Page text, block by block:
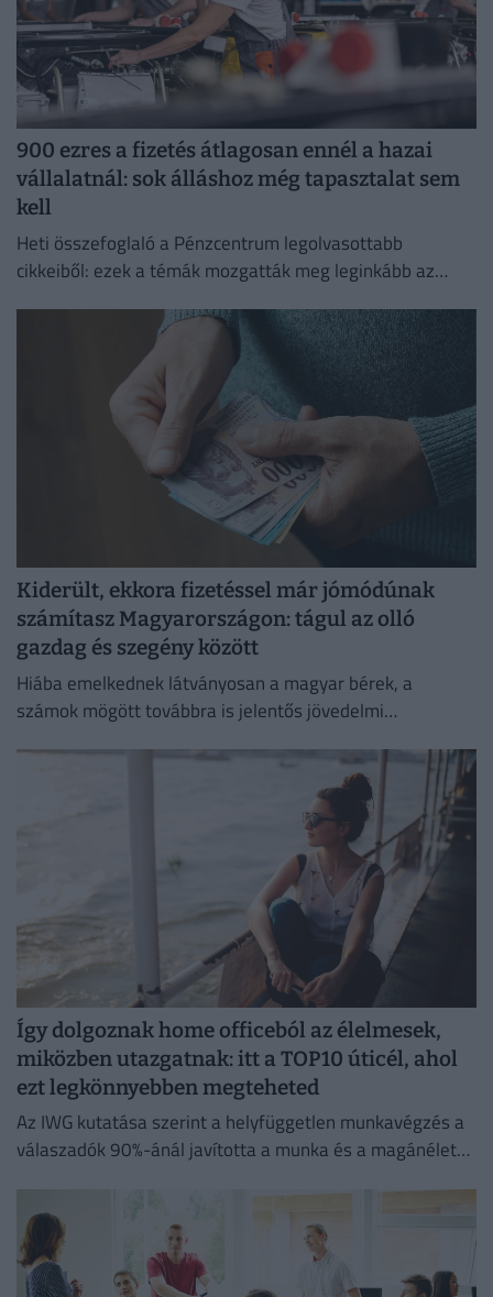
900 ezres a fizetés átlagosan ennél a hazai
vállalatnál: sok álláshoz még tapasztalat sem
kell
Heti összefoglaló a Pénzcentrum legolvasottabb
cikkeiből: ezek a témák mozgatták meg leginkább az
Kiderült, ekkora fizetéssel már jómódúnak
számítasz Magyarországon: tágul az olló
gazdag és szegény között
Hiába emelkednek látványosan a magyar bérek, a
számok mögött továbbra is jelentős jövedelmi
Így dolgoznak home officeból az élelmesek,
miközben utazgatnak: itt a TOP10 úticél, ahol
ezt legkönnyebben megteheted
Az IWG kutatása szerint a helyfüggetlen munkavégzés a
válaszadók 90%-ánál javította a munka és a magánélet